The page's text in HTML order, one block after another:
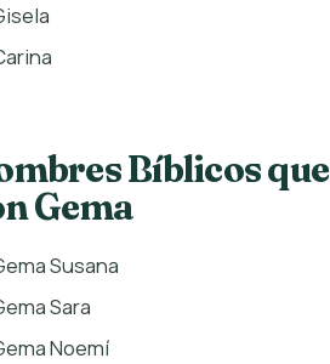
Bíblicos
Gema
Susana
Sara
Noemí